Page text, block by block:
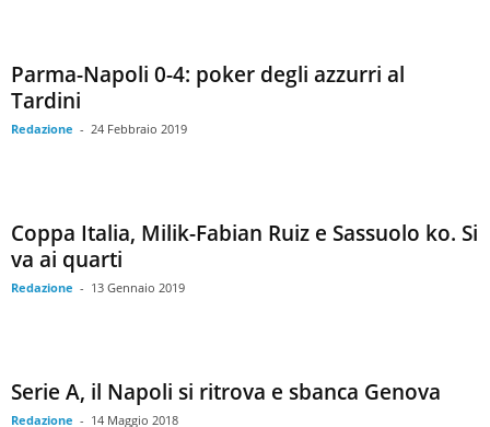
Parma-Napoli 0-4: poker degli azzurri al
Tardini
Redazione - 24 Febbraio 2019
Coppa Italia, Milik-Fabian Ruiz e Sassuolo ko. Si
va ai quarti
Redazione - 13 Gennaio 2019
Serie A, il Napoli si ritrova e sbanca Genova
Redazione - 14 Maggio 2018